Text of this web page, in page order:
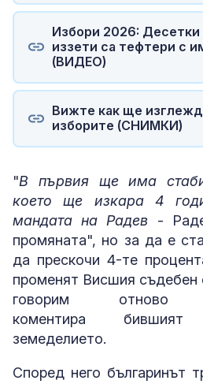
Избори 2026: Десетки
иззети са тефтери с
(ВИДЕО)
Вижте как ще
изборите (СНИМКИ)
"В първия ще има
което ще изкара 4
мандата на Радев -
промяната", но за да е
да прескочи 4-те
променят Висшия съдебен
говорим
коментира
земеделието.
Според него българинът